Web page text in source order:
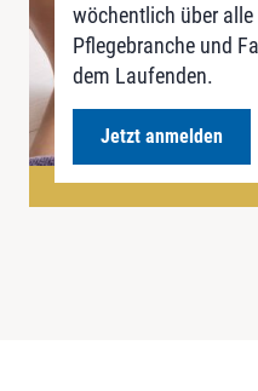
wöchentlich über alle
Pflegebranche und
dem Laufenden.
Jetzt anmelden